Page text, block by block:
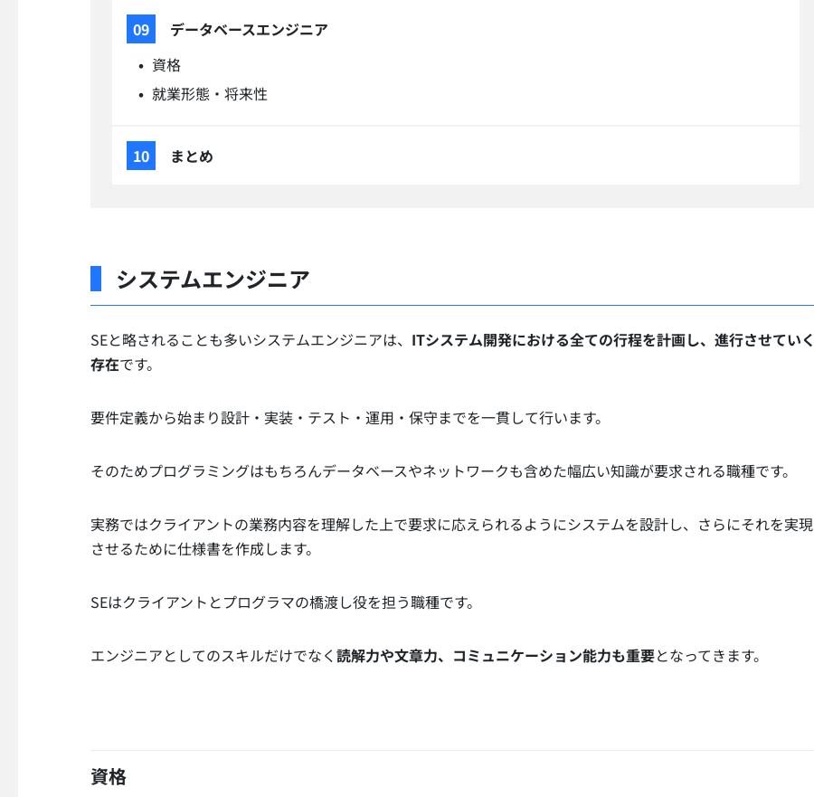
データベースエンジニア
資格
就業形態・将来性
まとめ
システムエンジニア
SEと略されることも多いシステムエンジニアは、 ITシステム開発における全ての行程を計画し、進行させていく
存在です。
要件定義から始まり設計・実装・テスト・運用・保守までを一貫して行います。
そのためプログラミングはもちろんデータベースやネットワークも含めた幅広い知識が要求される職種です。
実務ではクライアントの業務内容を理解した上で要求に応えられるようにシステムを設計し、さらにそれを実現
させるために仕様書を作成します。
SEはクライアントとプログラマの橋渡し役を担う職種です。
エンジニアとしてのスキルだけでなく読解力や文章力、コミュニケーション能力も重要となってきます。
資格